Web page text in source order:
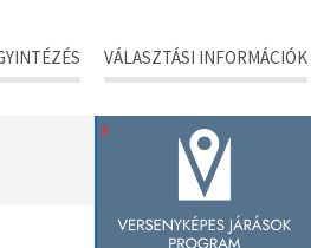
VÁLASZTÁSI INFORMÁCIÓK
x